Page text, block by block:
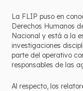
La FLIP puso en
Derechos Humanos
Nacional y está a la
investigaciones
parte del operativo
responsables de las
Al respecto, los